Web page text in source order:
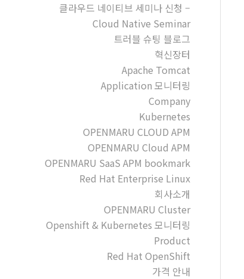
클라우드 네이티브 세미나 신청 –
Cloud Native Seminar
트러블 슈팅 블로그
혁신장터
Apache Tomcat
Application 모니터링
Company
Kubernetes
OPENMARU CLOUD APM
OPENMARU Cloud APM
OPENMARU SaaS APM bookmark
Red Hat Enterprise Linux
회사소개
OPENMARU Cluster
Openshift & Kubernetes 모니터링
Product
Red Hat OpenShift
가격 안내